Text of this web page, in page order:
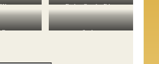
für Profis
Dick – Graef – Edge
Schärfen – manuell und
Städter